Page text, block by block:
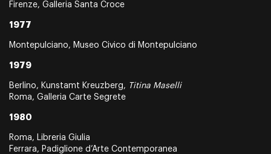
Firenze, Galleria Santa Croce
1977
Montepulciano, Museo Civico di Montepulciano
1979
Berlino, Kunstamt Kreuzberg, Titina Maselli
Roma, Galleria Carte Segrete
1980
Roma, Libreria Giulia
Ferrara, Padiglione d’Arte Contemporanea